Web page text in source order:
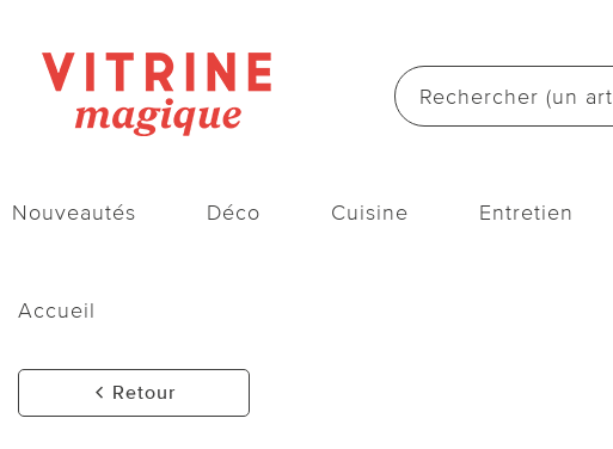
Nouveautés Déco Cuisine Entretien
Accueil
Retour